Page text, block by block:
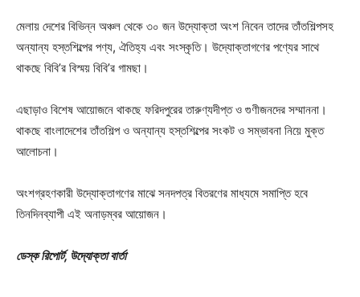
মেলায় দেশের বিভিন্ন অঞ্চল থেকে ৩০ জন উদ্যোক্তা অংশ নিবেন তাদের তাঁতশিল্পসহ
অন্যান্য হস্তশিল্পের পণ্য, ঐতিহ্য এবং সংস্কৃতি। উদ্যোক্তাগণের পণ্যের সাথে
থাকছে বিবি’র বিস্ময় বিবি’র গামছা।
এছাড়াও বিশেষ আয়োজনে থাকছে ফরিদপুরের তারুণ্যদীপ্ত ও গুণীজনদের সম্মাননা।
থাকছে বাংলাদেশের তাঁতশিল্প ও অন্যান্য হস্তশিল্পের সংকট ও সম্ভাবনা নিয়ে মুক্ত
আলোচনা।
অংশগ্রহণকারী উদ্যোক্তাগণের মাঝে সনদপত্র বিতরণের মাধ্যমে সমাপ্তি হবে
তিনদিনব্যাপী এই অনাড়ম্বর আয়োজন।
ডেস্ক রিপোর্ট, উদ্যোক্তা বার্তা